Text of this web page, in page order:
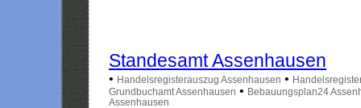
Standesamt Assenhausen
• Handelsregisterauszug Assenhausen •
Grundbuchamt Assenhausen • Bebauungsplan24
Assenhausen